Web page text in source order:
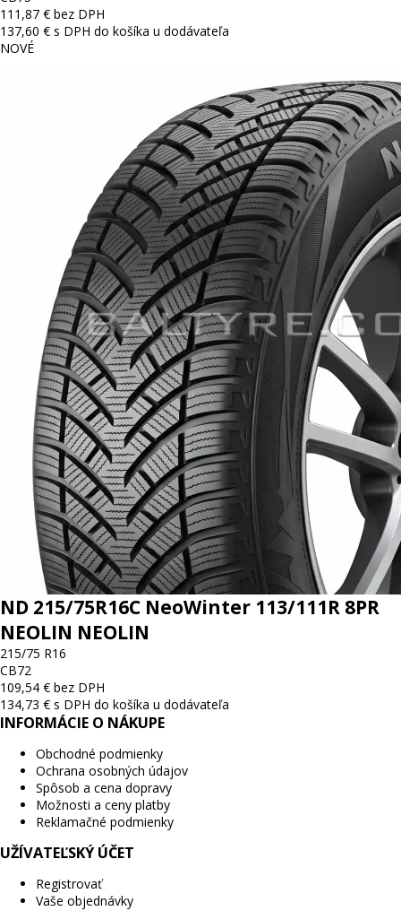
111,87 € bez DPH
137,60 € s DPH do košíka u dodávateľa
NOVÉ
ND 215/75R16C NeoWinter 113/111R 8PR
NEOLIN NEOLIN
215/75 R16
CB72
109,54 € bez DPH
134,73 € s DPH do košíka u dodávateľa
INFORMÁCIE O NÁKUPE
Obchodné podmienky
Ochrana osobných údajov
Spôsob a cena dopravy
Možnosti a ceny platby
Reklamačné podmienky
UŽÍVATEĽSKÝ ÚČET
Registrovať
Vaše objednávky